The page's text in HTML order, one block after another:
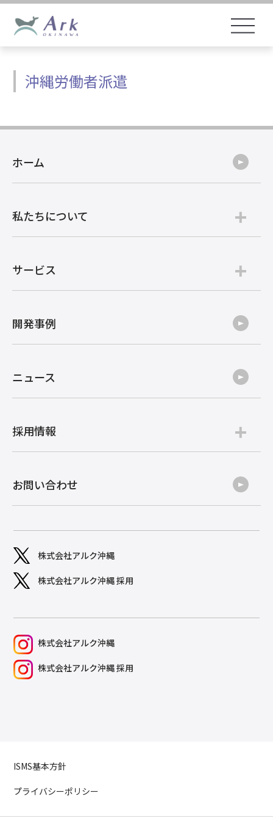
沖縄労働者派遣
ホーム
私たちについて
サービス
開発事例
ニュース
採用情報
お問い合わせ
株式会社アルク沖縄
株式会社アルク沖縄 採用
株式会社アルク沖縄
株式会社アルク沖縄 採用
ISMS基本方針
プライバシーポリシー